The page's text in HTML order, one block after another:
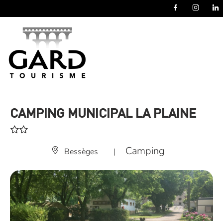
CAMPING MUNICIPAL LA PLAINE
Bessèges | Camping